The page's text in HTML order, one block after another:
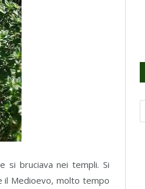
si bruciava nei templi. Si
il Medioevo, molto tempo